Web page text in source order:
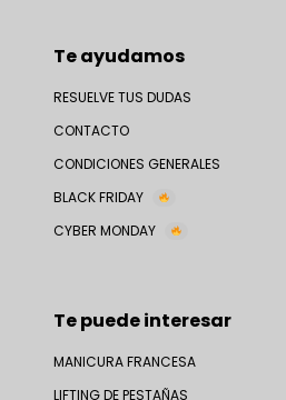
Te ayudamos
RESUELVE TUS DUDAS
CONTACTO
CONDICIONES GENERALES
BLACK FRIDAY
CYBER MONDAY
Te puede interesar
MANICURA FRANCESA
LIFTING DE PESTAÑAS